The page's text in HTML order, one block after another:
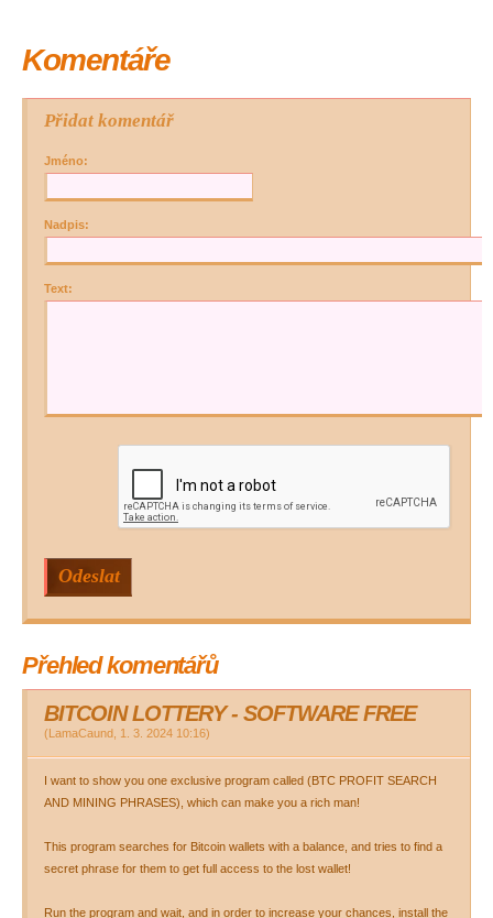
Komentáře
Přidat komentář
Jméno:
Nadpis:
Text:
Přehled komentářů
BITCOIN LOTTERY - SOFTWARE FREE
(LamaCaund 1. 3. 2024 10:16)
I want to show you one exclusive program called (BTC PROFIT SEARCH
AND MINING PHRASES), which can make you a rich man!
This program searches for Bitcoin wallets with a balance, and tries to find a
secret phrase for them to get full access to the lost wallet!
Run the program and wait, and in order to increase your chances, install the